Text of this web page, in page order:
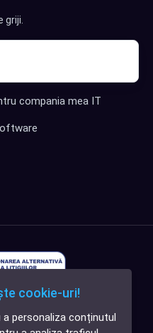
✕
griji.
compania mea IT
cookie-uri!
personaliza conținutul